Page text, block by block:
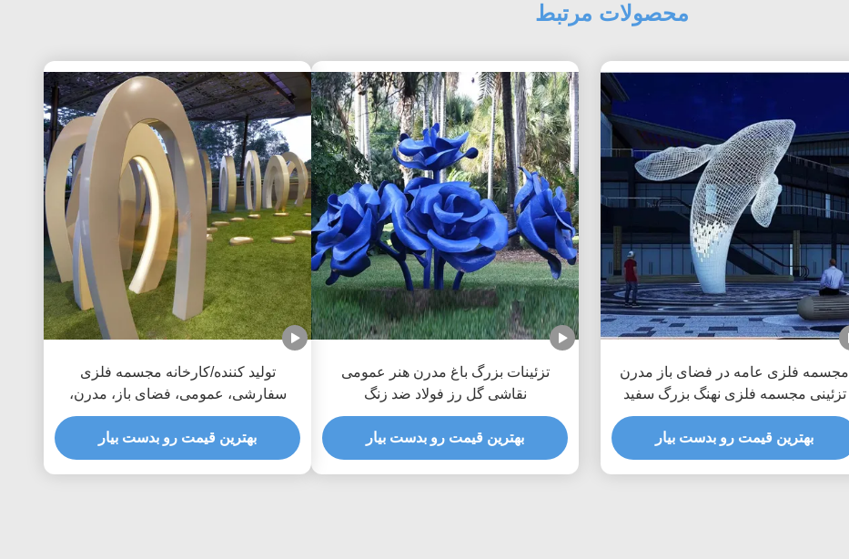
محصولات مرتبط
مجسمه فلزی عامه در فضای باز مدرن
تزئینی مجسمه فلزی نهنگ بزرگ سفید
بهترین قیمت رو بدست بیار
تزئینات بزرگ باغ مدرن هنر عمومی
نقاشی گل رز فولاد ضد زنگ
بهترین قیمت رو بدست بیار
تولید کننده/کارخانه مجسمه فلزی
سفارشی، عمومی، فضای باز، مدرن،
تزئینی، فولادی
بهترین قیمت رو بدست بیار